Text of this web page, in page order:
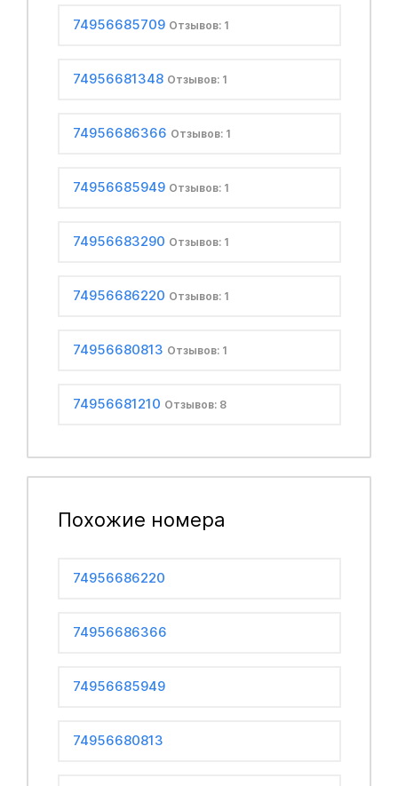
74956685709 Отзывов: 1
74956681348 Отзывов: 1
74956686366 Отзывов: 1
74956685949 Отзывов: 1
74956683290 Отзывов: 1
74956686220 Отзывов: 1
74956680813 Отзывов: 1
74956681210 Отзывов: 8
Похожие номера
74956686220
74956686366
74956685949
74956680813